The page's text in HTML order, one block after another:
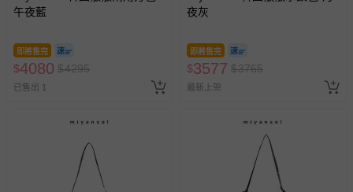
午夜藍
即將售完
$4080 $4295
已售出 1
夜灰
即將售完
$3577 $3765
最新上架